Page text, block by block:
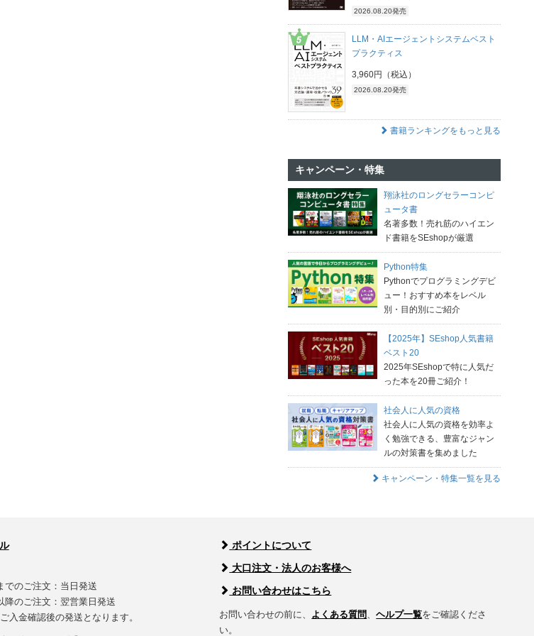
2026.08.20発売
LLM・AIエージェントシステムベスト
プラクティス
3,960円（税込）
2026.08.20発売
書籍ランキングをもっと見る
キャンペーン・特集
翔泳社のロングセラーコンピ
ュータ書
名著多数！売れ筋のハイエン
ド書籍をSEshopが厳選
Python特集
Pythonでプログラミングデビ
ュー！おすすめ本をレベル
別・目的別にご紹介
【2025年】SEshop人気書籍
ベスト20
2025年SEshopで特に人気だ
った本を20冊ご紹介！
社会人に人気の資格
社会人に人気の資格を効率よ
く勉強できる、豊富なジャン
ルの対策書を集めました
キャンペーン・特集一覧を見る
でのご注文：当日発送
降のご注文：翌営業日発送
入金確認後の発送となります。
ポイントについて
大口注文・法人のお客様へ
お問い合わせはこちら
お問い合わせの前に、 よくある質問、ヘルプ一覧をご確認くださ
い。